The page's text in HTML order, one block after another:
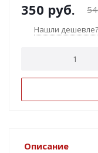
350 руб.
Нашли дешевле?
Описание